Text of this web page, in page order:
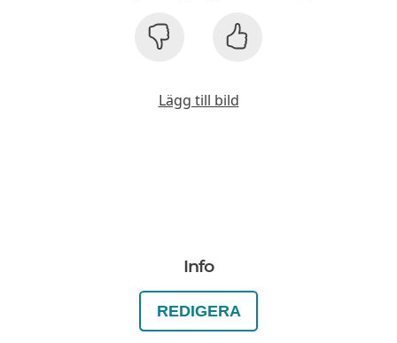
Lägg till bild
Info
REDIGERA